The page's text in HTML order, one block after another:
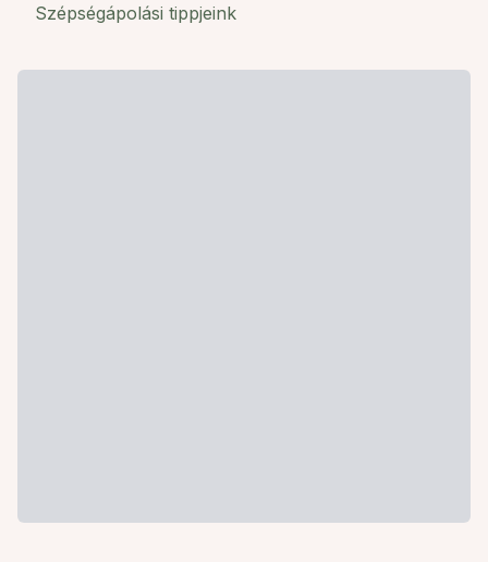
Szépségápolási tippjeink